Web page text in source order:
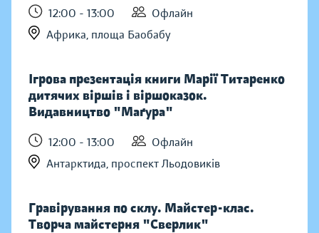
12:00 - 13:00
Офлайн
Африка, площа Баобабу
Ігрова презентація книги Марії Титаренко
дитячих віршів і віршоказок.
Видавництво "Маґура"
12:00 - 13:00
Офлайн
Антарктида, проспект Льодовиків
Гравірування по склу. Майстер-клас.
Творча майстерня "Сверлик"